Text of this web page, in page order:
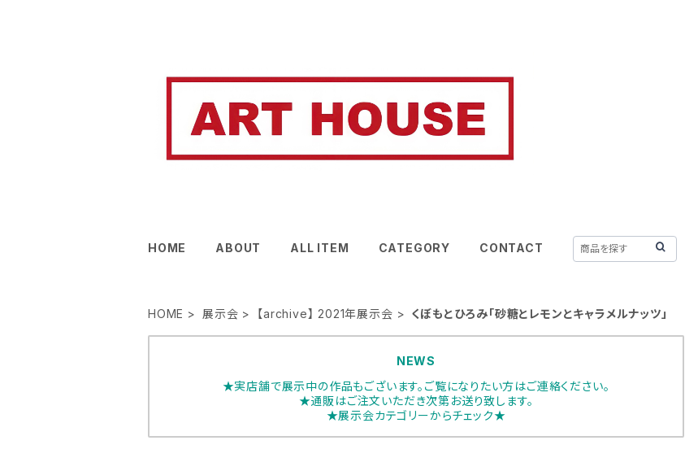
HOME ABOUT ALL ITEM CATEGORY CONTACT
HOME 展示会 【archive】 2021年展示会 くぼもとひろみ「砂糖とレモンとキャラメルナッツ」
NEWS
★実店舗で展示中の作品もございます。ご覧になりたい方はご連絡ください。
★通販はご注文いただき次第お送り致します。
★展示会カテゴリーからチェック★